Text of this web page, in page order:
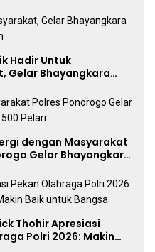
Gerakan Ekonomi Lokal
Hadir Untuk
Gelar Bhayangkara
dengan Masyarakat
Gelar Bhayangkara
Thohir Apresiasi
Polri 2026: Makin